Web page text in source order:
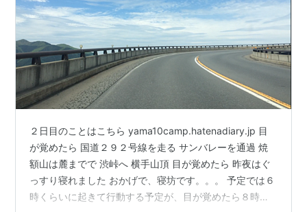
２日目のことはこちら yama10camp.hatenadiary.jp 目
が覚めたら 国道２９２号線を走る サンバレーを通過 焼
額山は麓までで 渋峠へ 横手山頂 目が覚めたら 昨夜はぐ
っすり寝れました おかげで、寝坊です。。。 予定では６
時くらいに起きて行動する予定が、目が覚めたら８時過